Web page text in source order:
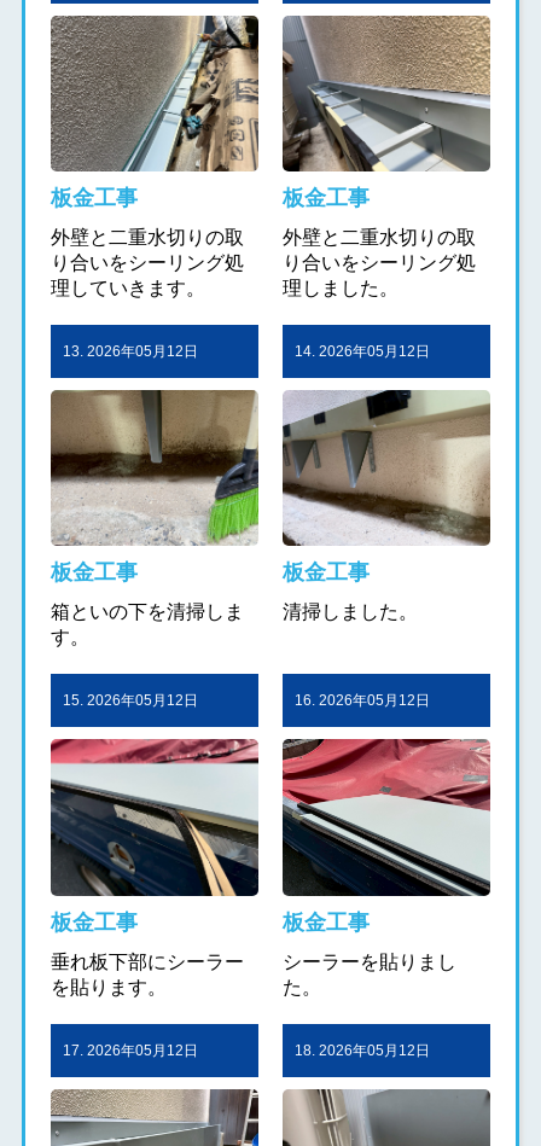
板金工事
外壁と二重水切りの取
り合いをシーリング処
理していきます。
板金工事
外壁と二重水切りの取
り合いをシーリング処
理しました。
13. 2026年05月12日
板金工事
箱といの下を清掃しま
す。
14. 2026年05月12日
板金工事
清掃しました。
15. 2026年05月12日
板金工事
垂れ板下部にシーラー
を貼ります。
16. 2026年05月12日
板金工事
シーラーを貼りまし
た。
17. 2026年05月12日 18. 2026年05月12日